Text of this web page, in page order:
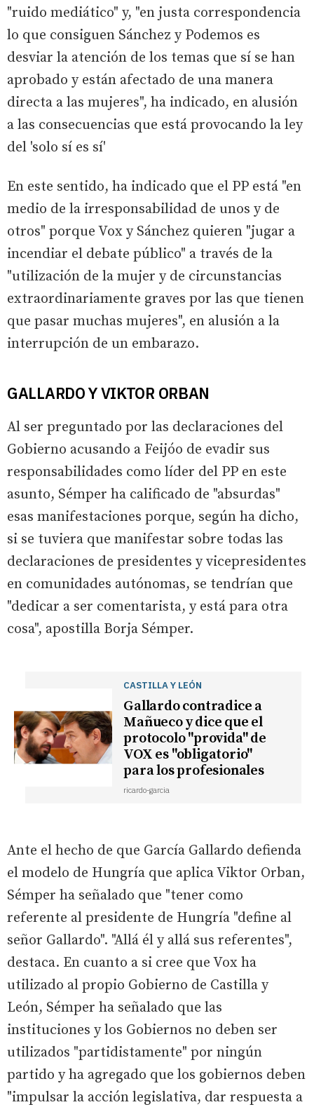
"ruido mediático" y, "en justa correspondencia
lo que consiguen Sánchez y Podemos es
desviar la atención de los temas que sí se han
aprobado y están afectado de una manera
directa a las mujeres", ha indicado, en alusión
a las consecuencias que está provocando la ley
del 'solo sí es sí'
En este sentido, ha indicado que el PP está "en
medio de la irresponsabilidad de unos y de
otros" porque Vox y Sánchez quieren "jugar a
incendiar el debate público" a través de la
"utilización de la mujer y de circunstancias
extraordinariamente graves por las que tienen
que pasar muchas mujeres", en alusión a la
interrupción de un embarazo.
GALLARDO Y VIKTOR ORBAN
Al ser preguntado por las declaraciones del
Gobierno acusando a Feijóo de evadir sus
responsabilidades como líder del PP en este
asunto, Sémper ha calificado de "absurdas"
esas manifestaciones porque, según ha dicho,
si se tuviera que manifestar sobre todas las
declaraciones de presidentes y vicepresidentes
en comunidades autónomas, se tendrían que
"dedicar a ser comentarista, y está para otra
cosa", apostilla Borja Sémper.
CASTILLA Y LEÓN
Gallardo contradice a
Mañueco y dice que el
protocolo "provida" de
VOX es "obligatorio"
para los profesionales
ricardo-garcia
Ante el hecho de que García Gallardo defienda
el modelo de Hungría que aplica Viktor Orban,
Sémper ha señalado que "tener como
referente al presidente de Hungría "define al
señor Gallardo". "Allá él y allá sus referentes",
destaca. En cuanto a si cree que Vox ha
utilizado al propio Gobierno de Castilla y
León, Sémper ha señalado que las
instituciones y los Gobiernos no deben ser
utilizados "partidistamente" por ningún
partido y ha agregado que los gobiernos deben
"impulsar la acción legislativa, dar respuesta a